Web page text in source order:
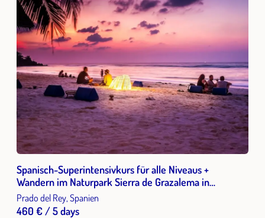
Spanisch-Superintensivkurs für alle Niveaus +
Wandern im Naturpark Sierra de Grazalema in
Andalusien 1 Woche 2026
Prado del Rey, Spanien
460 € / 5 days